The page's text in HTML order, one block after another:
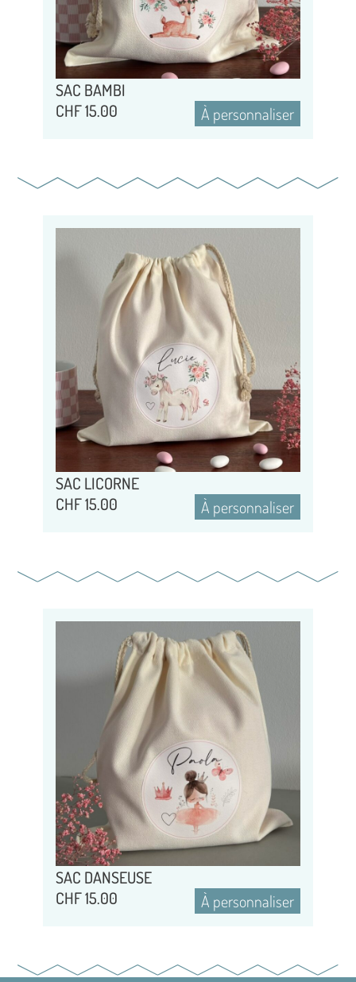
SAC BAMBI
CHF15.00 À personnaliser
SAC LICORNE
CHF15.00 À personnaliser
SAC DANSEUSE
CHF15.00 À personnaliser